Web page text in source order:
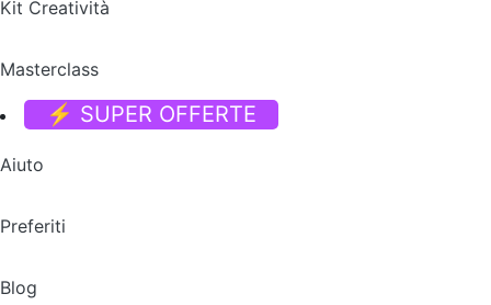
Kit Creatività
Masterclass
⚡ SUPER OFFERTE
Aiuto
Preferiti
Blog